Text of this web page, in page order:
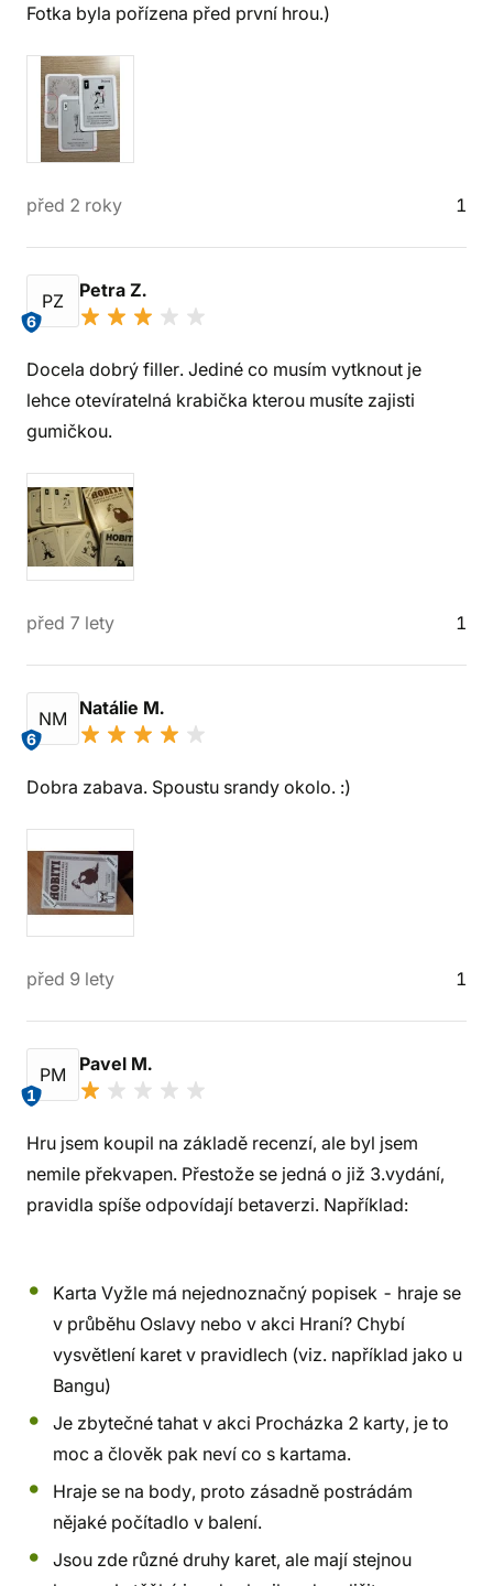
Fotka byla pořízena před první hrou.)
před 2 roky 1
PZ
6
Petra Z.
Docela dobrý filler. Jediné co musím vytknout je
lehce otevíratelná krabička kterou musíte zajisti
gumičkou.
před 7 lety 1
NM
6
Natálie M.
Dobra zabava. Spoustu srandy okolo. :)
před 9 lety 1
PM
1
Pavel M.
Hru jsem koupil na základě recenzí, ale byl jsem
nemile překvapen. Přestože se jedná o již 3.vydání,
pravidla spíše odpovídají betaverzi. Například:
Karta Vyžle má nejednoznačný popisek - hraje se
v průběhu Oslavy nebo v akci Hraní? Chybí
vysvětlení karet v pravidlech (viz. například jako u
Bangu)
Je zbytečné tahat v akci Procházka 2 karty, je to
moc a člověk pak neví co s kartama.
Hraje se na body, proto zásadně postrádám
nějaké počítadlo v balení.
Jsou zde různé druhy karet, ale mají stejnou